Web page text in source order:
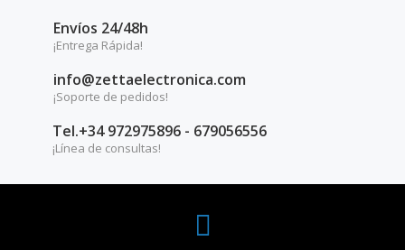
Envíos 24/48h
¡Entrega Rápida!
info@zettaelectronica.com
¡Soporte de pedidos!
Tel.+34 972975896 - 679056556
¡Línea de consultas!